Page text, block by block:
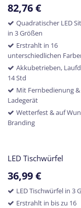
82,76€
Quadratischer LED
in 3 Größen
Erstrahlt in 16
unterschiedlichen
Akkubetrieben,
14 Std
Mit Fernbedienung &
Ladegerät
Wetterfest & auf
Branding
LED Tischwürfel
36,99€
LED Tischwürfel in 3
Erstrahlt in bis zu 16